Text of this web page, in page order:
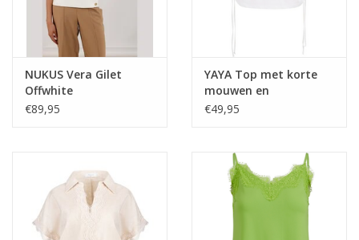
NUKUS Vera Gilet
Offwhite
€89,95
YAYA Top met korte
mouwen en
verstelbare koorden
€49,95